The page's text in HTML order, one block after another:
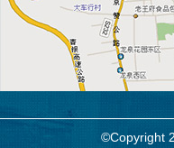
©Copyright